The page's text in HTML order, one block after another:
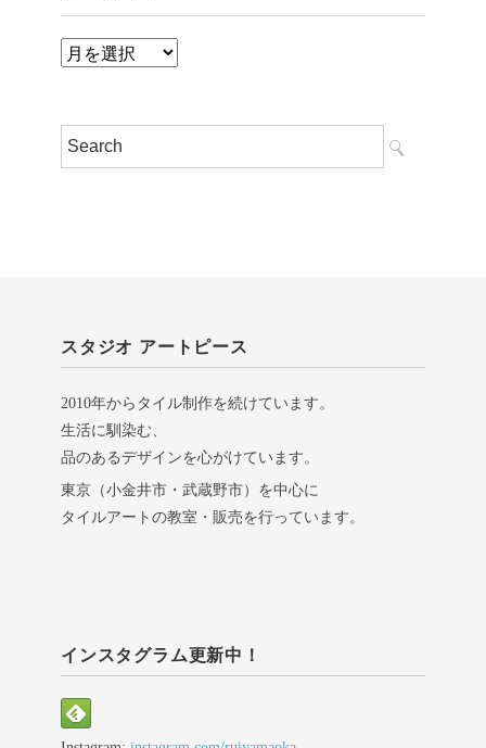
ア
イ
スタジオ アートピース
2010年からタイル制作を続けています。
生活に馴染む、
品のあるデザインを心がけています。
東京（小金井市・武蔵野市）を中心に
タイルアートの教室・販売を行っています。
インスタグラム更新中！